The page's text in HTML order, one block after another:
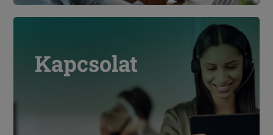
Kapcsolat